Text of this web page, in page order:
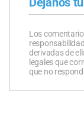
Los
derivadas de
legales que
que no